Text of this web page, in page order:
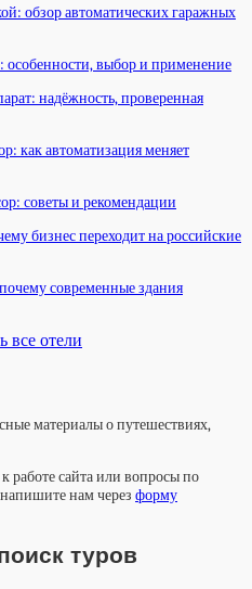
обзор автоматических гаражных
особенности, выбор и применение
надёжность, проверенная
как автоматизация меняет
советы и рекомендации
бизнес переходит на российские
современные здания
все отели
материалы о путешествиях,
работе сайта или вопросы по
нам через форму
туров